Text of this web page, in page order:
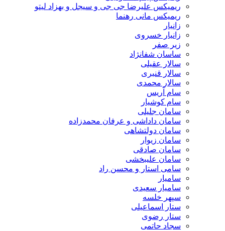
ریمیکس علیرضا جی جی و سیجل و بهزاد لیتو
ریمیکس مانی رهنما
زانیار
زانیار خسروی
زیر صفر
ساسان شفانژاد
سالار عقیلی
سالار قنبری
سالار محمدی
سام آریس
سام کوشیار
سامان جلیلی
سامان داداشی و عرفان محمدزاده
سامان دولتشاهی
سامان زیوار
سامان صادقی
سامان علیبخشی
سامی استار و محسن راد
سامیار
سامیار سعیدی
سپهر خلسه
ستار اسماعیلی
ستار رضوی
سجاد حاتمی